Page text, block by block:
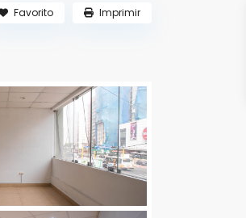
Favorito Imprimir